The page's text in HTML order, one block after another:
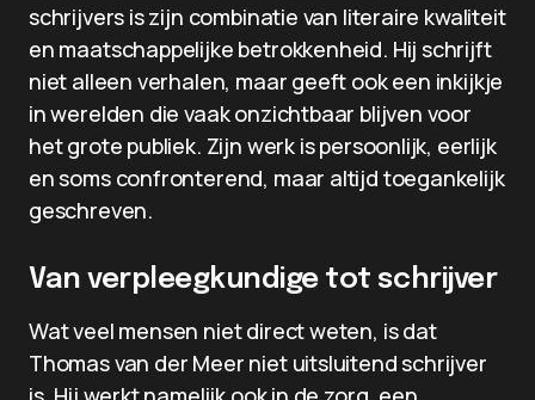
schrijvers is zijn combinatie van literaire kwaliteit
en maatschappelijke betrokkenheid. Hij schrijft
niet alleen verhalen, maar geeft ook een inkijkje
in werelden die vaak onzichtbaar blijven voor
het grote publiek. Zijn werk is persoonlijk, eerlijk
en soms confronterend, maar altijd toegankelijk
geschreven.
Van verpleegkundige tot schrijver
Wat veel mensen niet direct weten, is dat
Thomas van der Meer niet uitsluitend schrijver